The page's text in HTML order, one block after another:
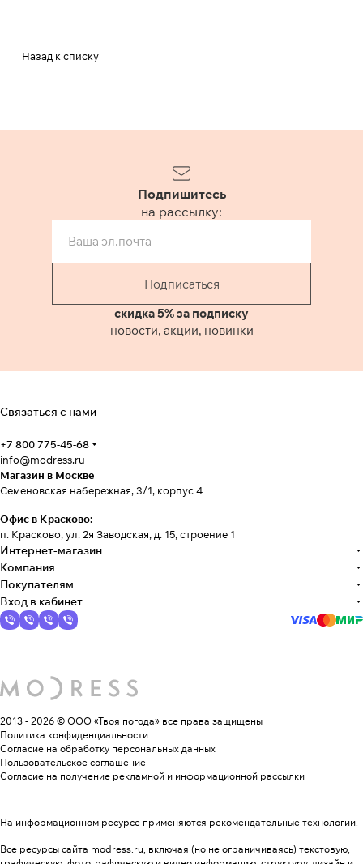
Назад к списку
Подпишитесь
на рассылку:
Подписаться
скидка 5% за подписку
новости, акции, новинки
Связаться с нами
+7 800 775-45-68
info@modress.ru
Магазин в Москве
Семеновская набережная, 3/1, корпус 4
Офис в Красково:
п. Красково, ул. 2я Заводская, д. 15, строение 1
Интернет-магазин
Компания
Покупателям
Вход в кабинет
2013 - 2026 © ООО «Твоя погода» все права защищены
Политика конфиденциальности
Согласие на обработку персональных данных
Пользовательское соглашение
Согласие на получение рекламной и информационной рассылки
На информационном ресурсе применяются рекомендательные технологии.
Все ресурсы сайта modress.ru, включая (но не ограничиваясь) текстовую,